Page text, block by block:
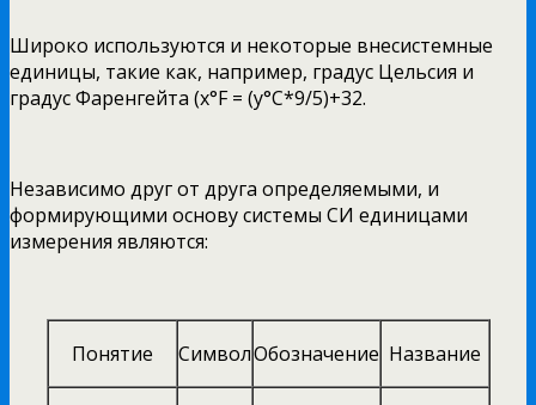
Широко используются и некоторые внесистемные
единицы, такие как, например, градус Цельсия и
градус Фаренгейта (x°F = (y°C*9/5)+32.
Независимо друг от друга определяемыми, и
формирующими основу системы СИ единицами
измерения являются:
Понятие СимволОбозначение Название